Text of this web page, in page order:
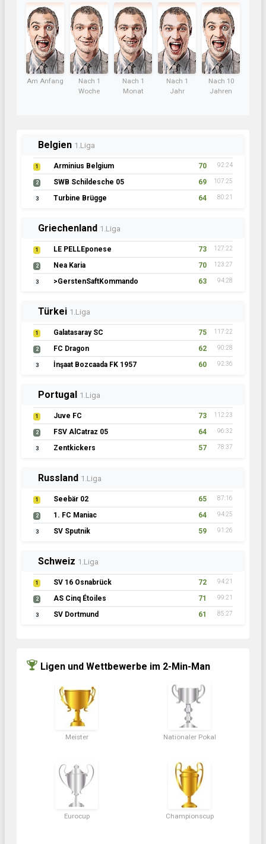
Am Anfang
Nach 1
Woche
Nach 1
Monat
Nach 1
Jahr
Nach 10
Jahren
Belgien 1.Liga
1 Arminius Belgium 70 92:24
2 SWB Schildesche 05 69 107:25
3 Turbine Brügge 64 80:21
Griechenland 1.Liga
1 LE PELLEponese 73 127:22
2 Nea Karia 70 123:27
3 >GerstenSaftKommando 63 94:28
Türkei 1.Liga
1 Galatasaray SC 75 117:22
2 FC Dragon 62 90:28
3 İnşaat Bozcaada FK 1957 60 92:36
Portugal 1.Liga
1 Juve FC 73 112:23
2 FSV AlCatraz 05 64 96:32
3 Zentkickers 57 78:37
Russland 1.Liga
1 Seebär 02 65 87:16
2 1. FC Maniac 64 94:25
3 SV Sputnik 59 91:26
Schweiz 1.Liga
1 SV 16 Osnabrück 72 94:21
2 AS Cinq Étoiles 71 99:21
3 SV Dortmund 61 85:27
Ligen und Wettbewerbe im 2-Min-Man
Meister Nationaler Pokal
Eurocup Championscup